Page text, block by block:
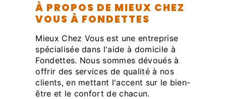
À PROPOS DE MIEUX CHEZ
VOUS À FONDETTES
Mieux Chez Vous est une entreprise
spécialisée dans l'aide à domicile à
Fondettes. Nous sommes dévoués à
offrir des services de qualité à nos
clients, en mettant l'accent sur le bien-
être et le confort de chacun.